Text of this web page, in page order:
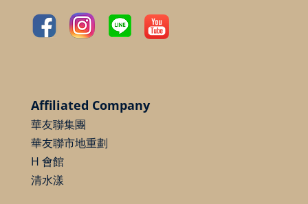
Affiliated Company
華友聯集團
華友聯市地重劃
H 會館
清水漾